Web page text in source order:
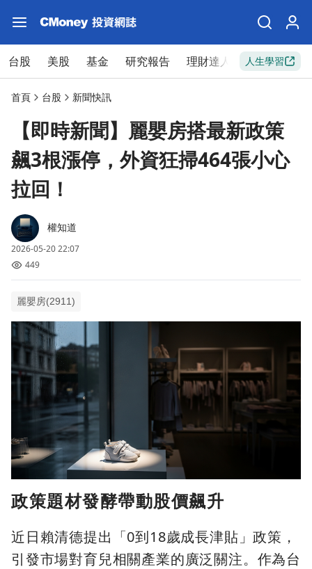
台股 美股 基金 研究報告 理財達人 新手入門
人生學習
首頁 台股 新聞快訊
【即時新聞】麗嬰房搭最新政策
飆3根漲停，外資狂掃464張小心
拉回！
權知道
2026-05-20 22:07
449
麗嬰房(2911)
政策題材發酵帶動股價飆升
近日賴清德提出「0到18歲成長津貼」政策，
引發市場對育兒相關產業的廣泛關注。作為台